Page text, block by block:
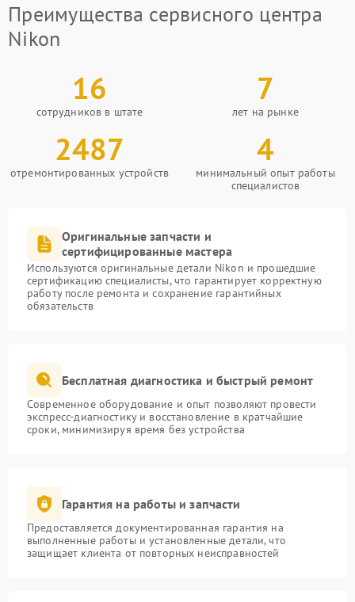
Преимущества сервисного центра
Nikon
16
сотрудников в штате
7
лет на рынке
2487
отремонтированных устройств
4
минимальный опыт работы
специалистов
Оригинальные запчасти и
сертифицированные мастера
Используются оригинальные детали Nikon и прошедшие
сертификацию специалисты, что гарантирует корректную
работу после ремонта и сохранение гарантийных
обязательств
Бесплатная диагностика и быстрый ремонт
Современное оборудование и опыт позволяют провести
экспресс-диагностику и восстановление в кратчайшие
сроки, минимизируя время без устройства
Гарантия на работы и запчасти
Предоставляется документированная гарантия на
выполненные работы и установленные детали, что
защищает клиента от повторных неисправностей